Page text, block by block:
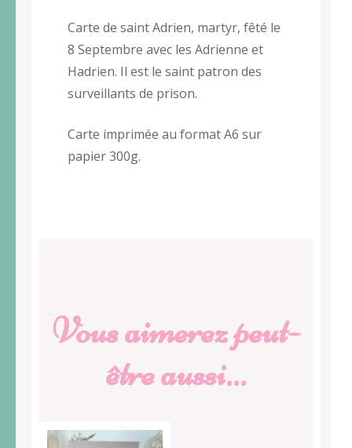
Carte de saint Adrien, martyr, fêté le
8 Septembre avec les Adrienne et
Hadrien. Il est le saint patron des
surveillants de prison.
Carte imprimée au format A6 sur
papier 300g.
Vous aimerez peut-
être aussi…